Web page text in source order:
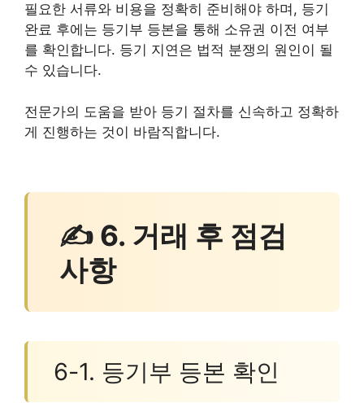
필요한 서류와 비용을 정확히 준비해야 하며, 등기
완료 후에는 등기부 등본을 통해 소유권 이전 여부
를 확인합니다. 등기 지연은 법적 분쟁의 원인이 될
수 있습니다.
전문가의 도움을 받아 등기 절차를 신속하고 정확하
게 진행하는 것이 바람직합니다.
✍ 6. 거래 후 점검
사항
6-1. 등기부 등본 확인